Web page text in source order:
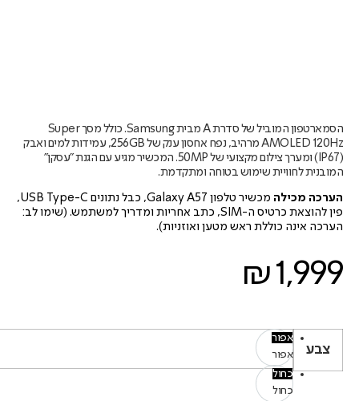
הסמארטפון המוביל של סדרת A מבית Samsung. כולל מסך Super
AMOLED 120Hz מרהיב, נפח אחסון ענק של 256GB, עמידות למים ואבק
(IP67) ומערך צילום מקצועי של 50MP. המכשיר מגיע עם הגנת "עסקן"
המובנית לחוויית שימוש בטוחה ומתקדמת.
הערכה מכילה
מכשיר טלפון Galaxy A57, כבל נתונים USB Type-C,
פין להוצאת כרטיס ה-SIM, כתב אחריות ומדריך למשתמש. (שימו לב:
הערכה אינה כוללת ראש מטען ואוזניות).
₪1,999
צבע
אפור
אפור
כחול
כחול